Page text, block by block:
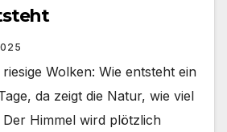
Wolken: Wie entsteht ein
da zeigt die Natur, wie viel
Himmel wird plötzlich